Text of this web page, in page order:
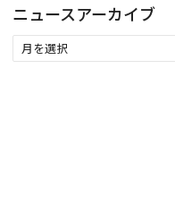
ニュースアーカイブ
ュ